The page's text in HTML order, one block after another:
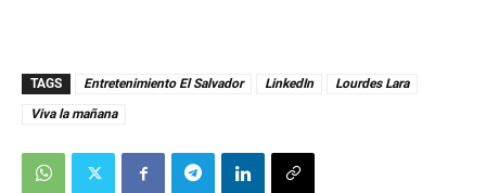
TAGS Entretenimiento El Salvador LinkedIn
Lourdes Lara
Viva la mañana